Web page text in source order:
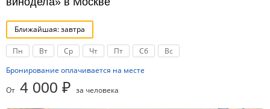
Ближайшая: завтра
Пн Вт Ср Чт Пт Сб
Вс
Бронирование оплачивается на месте
От 4 000 ₽ за человека